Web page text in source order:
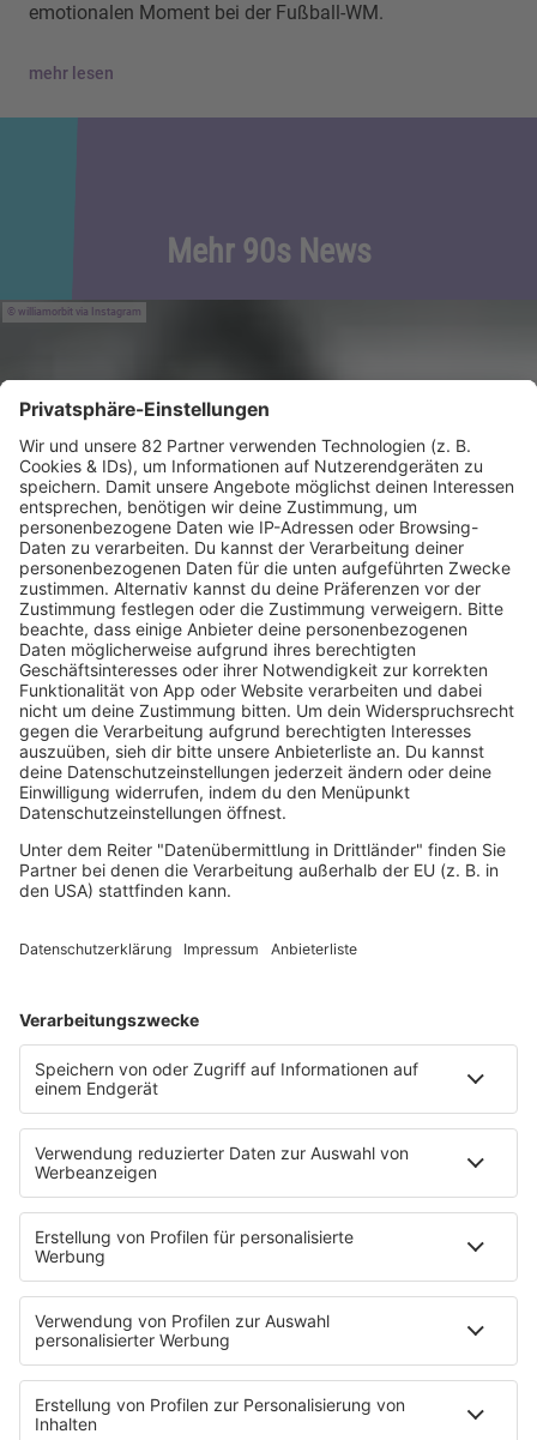
emotionalen Moment bei der Fußball-WM.
mehr lesen
Mehr 90s News
williamorbit via Instagram
07.08.2026
Madonna-Produzent William Orbit mit 69
Jahren gestorben
William Orbit prägte einige der spannendsten
Popproduktionen der 90er – darunter Madonnas „Ray of
Light“ und Hits von All Saints. Jetzt ist der britische
Produzent im Alter von 69 Jahren gestorben.
07.08.2026
Neuer Song von Tupac: Archiv oder KI?
Fast 30 Jahre nach seinem Tod wird Tupac auf einem